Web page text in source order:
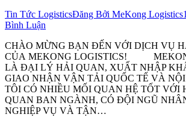
Tin Tức LogisticsĐăng Bởi MeKong Logistics
Bình Luận
CHÀO MỪNG BẠN ĐẾN VỚI DỊCH VỤ
CỦA MEKONG LOGISTICS!
LÀ ĐẠI LÝ HẢI QUAN, XUẤT NHẬP
GIAO NHẬN VẬN TẢI QUỐC TẾ VÀ
TÔI CÓ NHIỀU MỐI QUAN HỆ TỐT VỚI
QUAN BAN NGÀNH, CÓ ĐỘI NGŨ
NGHIỆP VỤ VÀ TẬN…